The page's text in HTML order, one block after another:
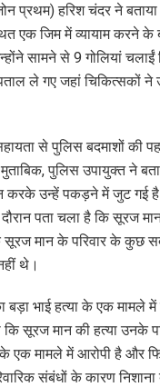
प्रथम) हरिश चंदर ने
एक जिम में व्यायाम करने के
सामने से 9 गोलियां चलाईं
ले गए जहां चिकित्सकों ने
से पुलिस बदमाशों की
पुलिस उपायुक्त ने
करके उन्हें पकड़ने में जुट गई
पता चला है कि सूरज
सूरज मान के परिवार के कुछ
थे।
भाई हत्या के एक मामले में
कि सूरज मान की हत्या उनके
के एक मामले में आरोपी है और
संबंधों के कारण